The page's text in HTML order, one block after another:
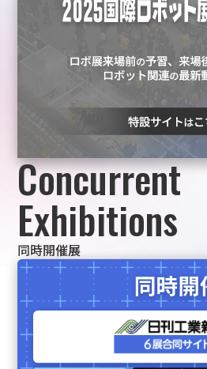
Concurrent
Exhibitions
同時開催展